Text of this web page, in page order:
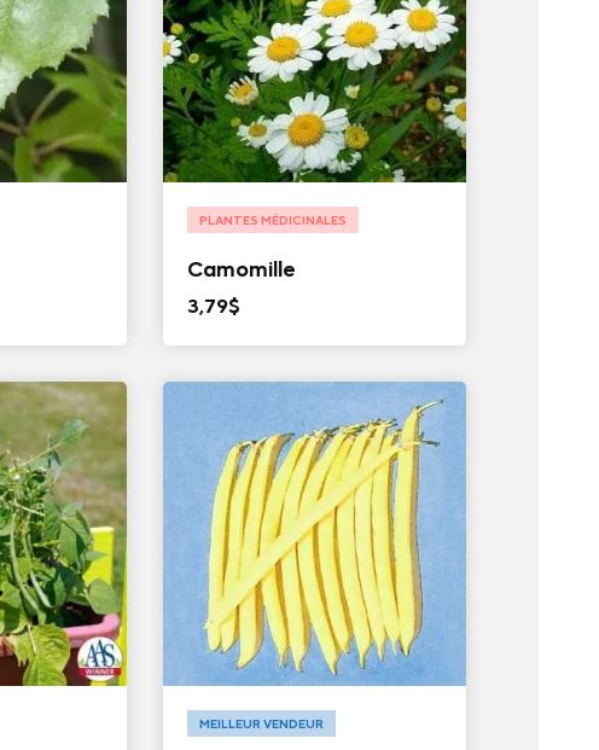
PLANTES MÉDICINALES
Camomille
3,79$
MEILLEUR VENDEUR